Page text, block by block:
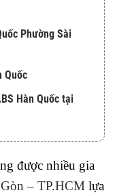
Phường Sài
Quốc
Hàn Quốc tại
được nhiều gia
– TP.HCM lựa